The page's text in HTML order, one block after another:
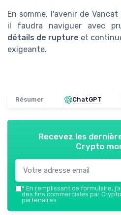
En somme, l'avenir de
il faudra naviguer avec
détails de rupture et
exigeante.
Résumer ChatGPT
Recevez les
Crypto
* En remplissant ce formulaire,
des fins commerciales par
partenaires.